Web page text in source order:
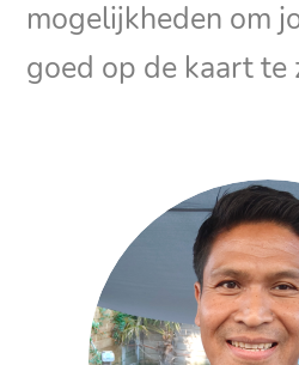
mogelijkheden om
goed op de kaart te